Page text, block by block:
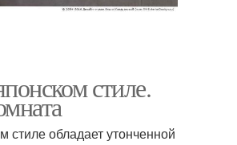
стиле.
стиле обладает утонченной